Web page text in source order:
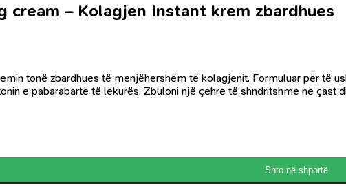
cream – Kolagjen Instant krem zbardhues
tonë zbardhues të menjëhershëm të kolagjenit. Formuluar për të
e pabarabartë të lëkurës. Zbuloni një çehre të shndritshme në
Shto në shportë